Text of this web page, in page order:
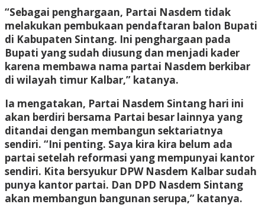
“Sebagai penghargaan, Partai Nasdem tidak
melakukan pembukaan pendaftaran balon Bupati
di Kabupaten Sintang. Ini penghargaan pada
Bupati yang sudah diusung dan menjadi kader
karena membawa nama partai Nasdem berkibar
di wilayah timur Kalbar,” katanya.
Ia mengatakan, Partai Nasdem Sintang hari ini
akan berdiri bersama Partai besar lainnya yang
ditandai dengan membangun sektariatnya
sendiri. “Ini penting. Saya kira kira belum ada
partai setelah reformasi yang mempunyai kantor
sendiri. Kita bersyukur DPW Nasdem Kalbar sudah
punya kantor partai. Dan DPD Nasdem Sintang
akan membangun bangunan serupa,” katanya.